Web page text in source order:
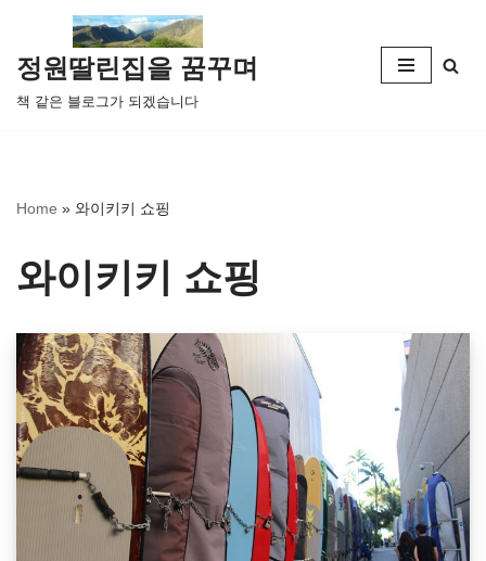
콘
텐
츠
뛰
정원딸린집을 꿈꾸며
책 같은 블로그가 되겠습니다
Home » 와이키키 쇼핑
와이키키 쇼핑